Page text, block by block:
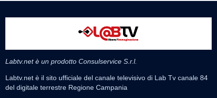
Labtv.net è un prodotto Consulservice S.r.l.
Labtv.net è il sito ufficiale del canale televisivo di Lab Tv canale 84
del digitale terrestre Regione Campania